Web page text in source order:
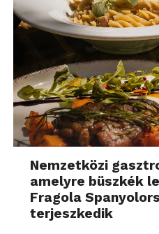
Nemzetközi
amelyre büszkék
Fragola
terjeszkedik